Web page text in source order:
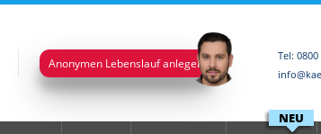
Anonymen Lebenslauf anlegen
Tel: 0800
NEU